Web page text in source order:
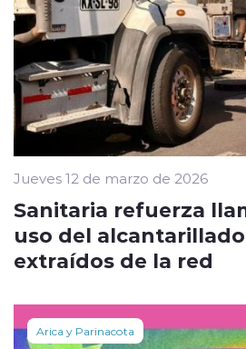
Jueves 12 de marzo de 2026
Sanitaria refuerza
uso del
extraídos de la red
Arica y Parinacota